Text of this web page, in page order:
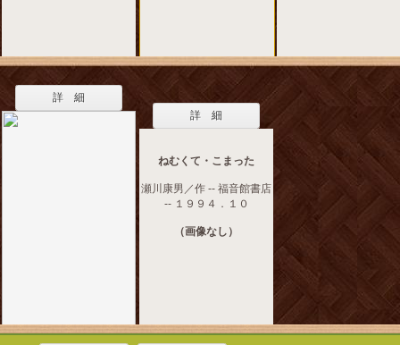
詳 細
詳 細
ねむくて・こまった
瀬川康男／作 -- 福音館書店
-- １９９４．１０
（画像なし）